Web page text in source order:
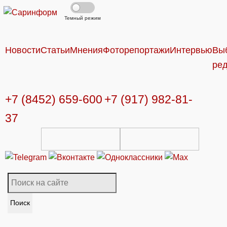
Темный режим
НовостиСтатьиМненияФоторепортажиИнтервью
+7 (8452) 659-600 +7 (917) 982-81-
37
Поиск